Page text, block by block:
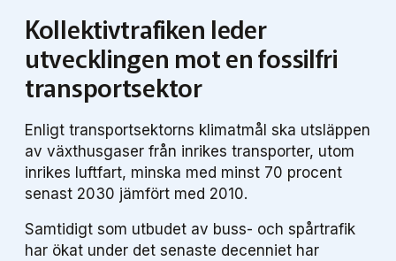
Kollektivtrafiken leder
utvecklingen mot en fossilfri
transportsektor
Enligt transportsektorns klimatmål ska utsläppen
av växthusgaser från inrikes transporter, utom
inrikes luftfart, minska med minst 70 procent
senast 2030 jämfört med 2010.
Samtidigt som utbudet av buss- och spårtrafik
har ökat under det senaste decenniet har